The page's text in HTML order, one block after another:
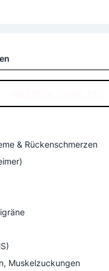
& Rückenschmerzen
Muskelzuckungen